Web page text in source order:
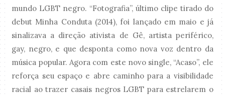
mundo LGBT negro. “Fotografia”, último clipe tirado do
debut Minha Conduta (2014), foi lançado em maio e já
sinalizava a direção ativista de Gê, artista periférico,
gay, negro, e que desponta como nova voz dentro da
música popular. Agora com este novo single, “Acaso”, ele
reforça seu espaço e abre caminho para a visibilidade
racial ao trazer casais negros LGBT para estrelarem o